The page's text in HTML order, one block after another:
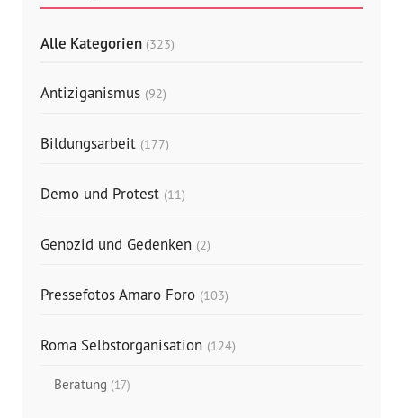
Alle Kategorien (323)
Antiziganismus (92)
Bildungsarbeit (177)
Demo und Protest (11)
Genozid und Gedenken (2)
Pressefotos Amaro Foro (103)
Roma Selbstorganisation (124)
Beratung (17)